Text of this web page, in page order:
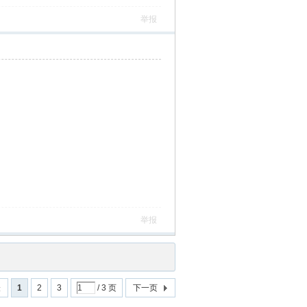
举报
举报
1 2 3 / 3 页 下一页